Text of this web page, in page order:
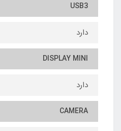
USB3
دارد
DISPLAY MINI
دارد
CAMERA